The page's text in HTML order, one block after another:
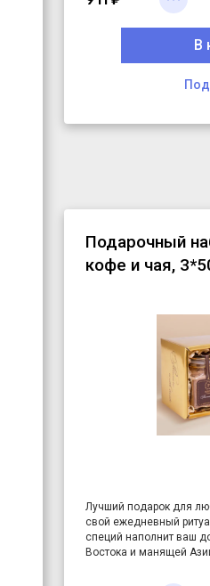
В
Подарочный
кофе и чая,
Лучший подарок для
свой ежедневный
специй наполнит ваш
Востока и манящей